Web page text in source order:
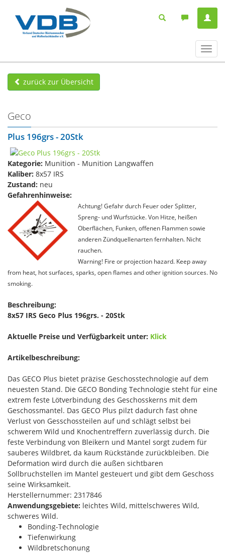
ein-/
zurück zur Übersicht
Geco
Plus 196grs - 20Stk
Kategorie: Munition - Munition Langwaffen
Kaliber: 8x57 IRS
Zustand: neu
Gefahrenhinweise:
Achtung! Gefahr durch Feuer oder Splitter,
Spreng- und Wurfstücke. Von Hitze, heißen
Oberflächen, Funken, offenen Flammen sowie
anderen Zündquellenarten fernhalten. Nicht
rauchen.
Warning! Fire or projection hazard. Keep away
from heat, hot surfaces, sparks, open flames and other ignition sources. No
smoking.
Beschreibung:
8x57 IRS Geco Plus 196grs. - 20Stk
Aktuelle Preise und Verfügbarkeit unter: Klick
Artikelbeschreibung:
Das GECO Plus bietet präzise Geschosstechnologie auf dem
neuesten Stand. Die GECO Bonding Technologie steht für eine
extrem feste Lötverbindung des Geschosskerns mit dem
Geschossmantel. Das GECO Plus pilzt dadurch fast ohne
Verlust von Gesschossteilen auf und schlägt selbst bei
schwerem Wild und Knochentreffern zuverlässig durch. Die
feste Verbindung von Bleikern und Mantel sorgt zudem für
sauberes Wildbret, da kaum Rückstände zurückbleiben. Die
Deformation wird durch die außen sichtbaren
Sollbruchstellen im Mantel gesteuert und gibt dem Geschoss
seine Wirksamkeit.
Herstellernummer: 2317846
Anwendungsgebiete: leichtes Wild, mittelschweres Wild,
schweres Wild.
Bonding-Technologie
Tiefenwirkung
Wildbretschonung